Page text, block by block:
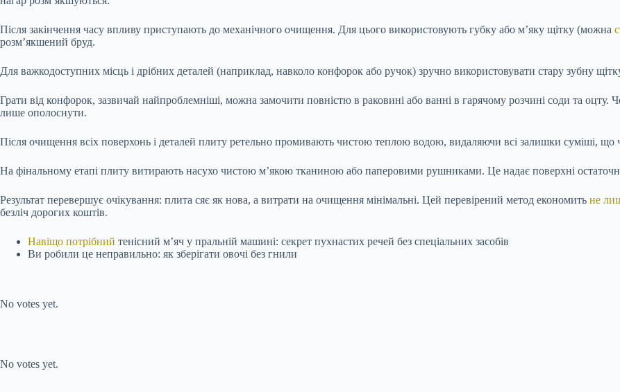
Після закінчення часу впливу приступають до механічного очищення. Для цього використовують губку або м’яку щітку (можна
розм’якшений бруд.
Для важкодоступних місць і дрібних деталей (наприклад, навколо конфорок або ручок) зручно використовувати стару зубну
Грати від конфорок, зазвичай найпроблемніші, можна замочити повністю в раковині або ванні в гарячому розчині соди та оцту.
лише ополоснути.
Після очищення всіх поверхонь і деталей плиту ретельно промивають чистою теплою водою, видаляючи всі залишки суміші,
На фінальному етапі плиту витирають насухо чистою м’якою тканиною або паперовими рушниками. Це надає поверхні
Результат перевершує очікування: плита сяє як нова, а витрати на очищення мінімальні. Цей перевірений метод економить не
безліч дорогих коштів.
Навіщо потрібний тенісний м’яч у пральній машині: секрет пухнастих речей без спеціальних засобів
Ви робили це неправильно: як зберігати овочі без гнили
No votes yet.
No votes yet.